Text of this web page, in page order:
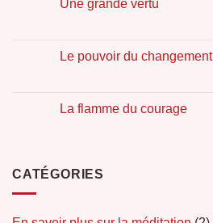
Une grande vertu
Le pouvoir du changement
La flamme du courage
CATÉGORIES